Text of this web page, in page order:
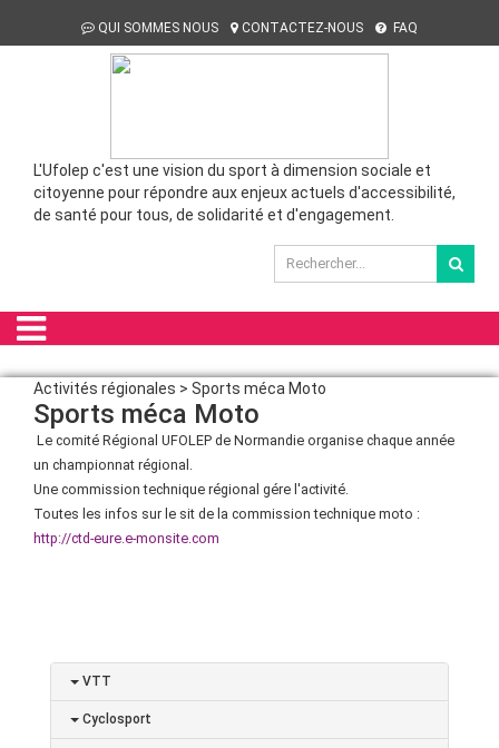
QUI SOMMES NOUS CONTACTEZ-NOUS FAQ
L'Ufolep c'est une vision du sport à dimension sociale et
citoyenne pour répondre aux enjeux actuels d'accessibilité,
de santé pour tous, de solidarité et d'engagement.
Activités régionales > Sports méca Moto
Sports méca Moto
Le comité Régional UFOLEP de Normandie organise chaque année
un championnat régional.
Une commission technique régional gére l'activité.
Toutes les infos sur le sit de la commission technique moto :
http://ctd-eure.e-monsite.com
VTT
Cyclosport